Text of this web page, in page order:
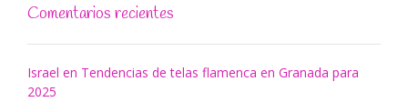
Comentarios recientes
Israel en Tendencias de telas flamenca en Granada para
2025